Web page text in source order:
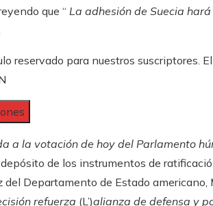
que “ La adhesión de Suecia
reservado para nuestros suscriptores.
a la votación de hoy del Parlamento
de los instrumentos de
del Departamento de Estado
refuerza (L’)alianza de defensa y